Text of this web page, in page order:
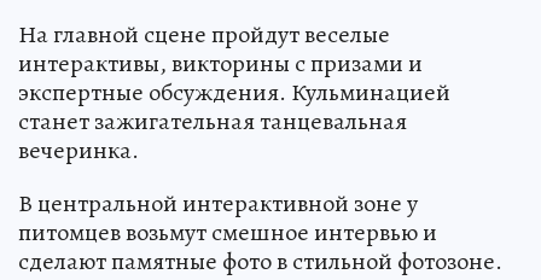
На главной сцене пройдут веселые
интерактивы, викторины с призами и
экспертные обсуждения. Кульминацией
станет зажигательная танцевальная
вечеринка.
В центральной интерактивной зоне у
питомцев возьмут смешное интервью и
сделают памятные фото в стильной фотозоне.